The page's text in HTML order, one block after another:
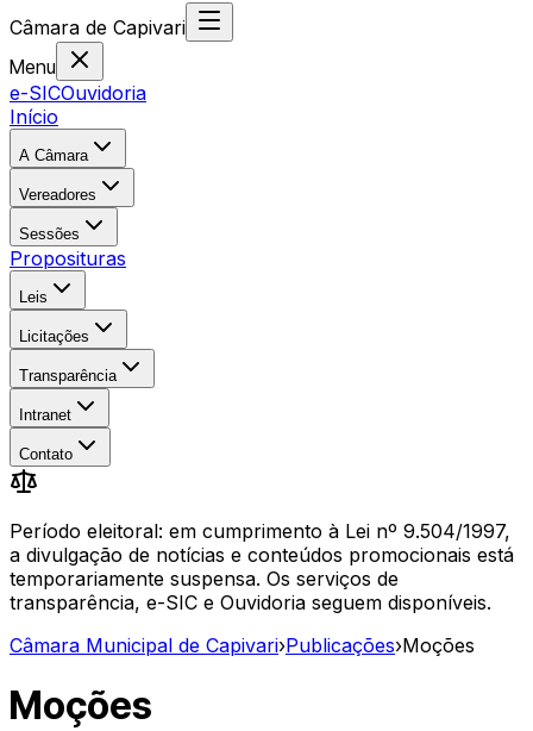
Câmara de Capivari
Menu
e-SICOuvidoria
Início
A Câmara
Vereadores
Sessões
Proposituras
Leis
Licitações
Transparência
Intranet
Contato
Período eleitoral: em cumprimento à Lei nº 9.504/1997,
a divulgação de notícias e conteúdos promocionais está
temporariamente suspensa. Os serviços de
transparência, e-SIC e Ouvidoria seguem disponíveis.
Câmara Municipal de Capivari›Publicações›Moções
Moções